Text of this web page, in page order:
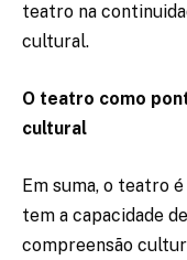
teatro na
cultural.
O teatro como
cultural
Em suma, o teatro
tem a capacidade
compreensão